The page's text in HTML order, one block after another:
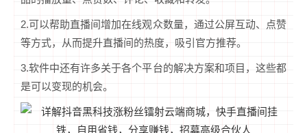
2.可以帮助直播间增加在线观众数量，通过公屏互动、点赞
等方式，从而提升直播间的热度，吸引官方推荐。
3.软件中还有许多关于各个平台的解决方案和项目，这些都
是可以变现的机会。